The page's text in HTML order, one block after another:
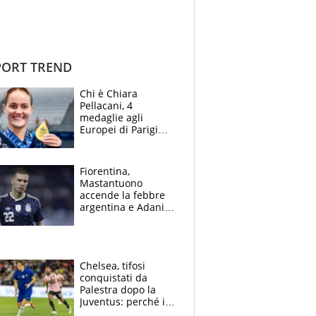
TREND
Chi è Chiara
Pellacani, 4
medaglie agli
Europei di Parigi
giornalista, mamma
insegnante e il
fratello calciatore
Fiorentina,
Mastantuono
accende la febbre
argentina e Adani
Chelsea, tifosi
conquistati da
Palestra dopo la
Juventus: perché i